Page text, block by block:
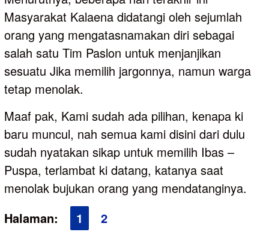
Masyarakat Kalaena didatangi oleh sejumlah
orang yang mengatasnamakan diri sebagai
salah satu Tim Paslon untuk menjanjikan
sesuatu Jika memilih jargonnya, namun warga
tetap menolak.
Maaf pak, Kami sudah ada pilihan, kenapa ki
baru muncul, nah semua kami disini dari dulu
sudah nyatakan sikap untuk memilih Ibas –
Puspa, terlambat ki datang, katanya saat
menolak bujukan orang yang mendatanginya.
Halaman:
1 2